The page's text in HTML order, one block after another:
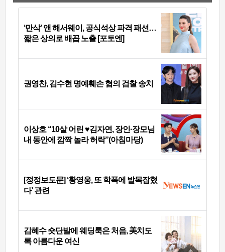
‘만삭’ 앤 해서웨이, 공식석상 파격 패션…
짧은 상의로 배꼽 노출 [포토엔]
권영찬, 김수현 명예훼손 혐의 검찰 송치
이상호 “10살 어린 ♥김자연, 장인·장모님
내 동안에 깜짝 놀라 허락”(아침마당)
[정정보도문] ‘황영웅, 또 학폭에 발목잡혔
다’ 관련
김혜수 숏단발에 웨딩룩은 처음, 美치도
록 아름다운 여신